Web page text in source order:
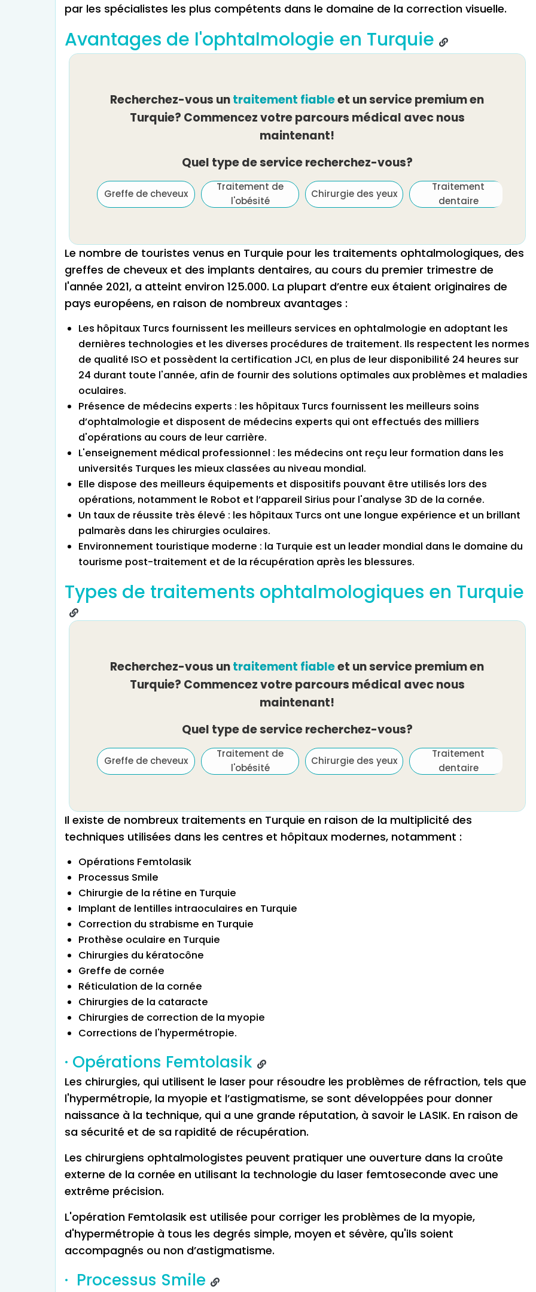
par les spécialistes les plus compétents dans le domaine de la correction visuelle.
Avantages de l'ophtalmologie en Turquie
Recherchez-vous untraitement fiableet un service premium en
Turquie? Commencez votre parcours médical avec nous
maintenant!
Quel type de service recherchez-vous?
Greffe de cheveux
Traitement de
l'obésité
Chirurgie des yeux
Traitement
dentaire
Le nombre de touristes venus en Turquie pour les traitements ophtalmologiques, des
greffes de cheveux et des implants dentaires, au cours du premier trimestre de
l'année 2021, a atteint environ 125.000. La plupart d’entre eux étaient originaires de
pays européens, en raison de nombreux avantages :
Les hôpitaux Turcs fournissent les meilleurs services en ophtalmologie en adoptant les
dernières technologies et les diverses procédures de traitement. Ils respectent les normes
de qualité ISO et possèdent la certification JCI, en plus de leur disponibilité 24 heures sur
24 durant toute l'année, afin de fournir des solutions optimales aux problèmes et maladies
oculaires.
Présence de médecins experts : les hôpitaux Turcs fournissent les meilleurs soins
d’ophtalmologie et disposent de médecins experts qui ont effectués des milliers
d'opérations au cours de leur carrière.
L'enseignement médical professionnel : les médecins ont reçu leur formation dans les
universités Turques les mieux classées au niveau mondial.
Elle dispose des meilleurs équipements et dispositifs pouvant être utilisés lors des
opérations, notamment le Robot et l’appareil Sirius pour l'analyse 3D de la cornée.
Un taux de réussite très élevé : les hôpitaux Turcs ont une longue expérience et un brillant
palmarès dans les chirurgies oculaires.
Environnement touristique moderne : la Turquie est un leader mondial dans le domaine du
tourisme post-traitement et de la récupération après les blessures.
Types de traitements ophtalmologiques en Turquie
Recherchez-vous untraitement fiableet un service premium en
Turquie? Commencez votre parcours médical avec nous
maintenant!
Quel type de service recherchez-vous?
Greffe de cheveux
Traitement de
l'obésité
Chirurgie des yeux
Traitement
dentaire
Il existe de nombreux traitements en Turquie en raison de la multiplicité des
techniques utilisées dans les centres et hôpitaux modernes, notamment :
Opérations Femtolasik
Processus Smile
Chirurgie de la rétine en Turquie
Implant de lentilles intraoculaires en Turquie
Correction du strabisme en Turquie
Prothèse oculaire en Turquie
Chirurgies du kératocône
Greffe de cornée
Réticulation de la cornée
Chirurgies de la cataracte
Chirurgies de correction de la myopie
Corrections de l'hypermétropie.
· Opérations Femtolasik
Les chirurgies, qui utilisent le laser pour résoudre les problèmes de réfraction, tels que
l'hypermétropie, la myopie et l’astigmatisme, se sont développées pour donner
naissance à la technique, qui a une grande réputation, à savoir le LASIK. En raison de
sa sécurité et de sa rapidité de récupération.
Les chirurgiens ophtalmologistes peuvent pratiquer une ouverture dans la croûte
externe de la cornée en utilisant la technologie du laser femtoseconde avec une
extrême précision.
L'opération Femtolasik est utilisée pour corriger les problèmes de la myopie,
d'hypermétropie à tous les degrés simple, moyen et sévère, qu'ils soient
accompagnés ou non d’astigmatisme.
· Processus Smile